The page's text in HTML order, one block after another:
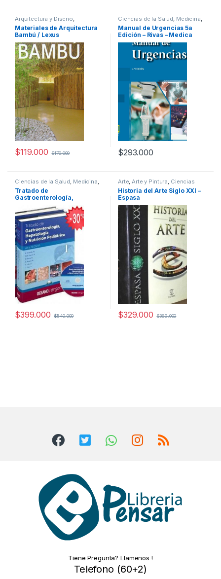
Arquitectura y Diseño,
Arquitectura y Urbanismo ,Arte y
Afines,Decoración, Decoración
y Muebles ,Diseño
y tecnicos
Materiales de Arquitectura
Bambú / Lexus
$119.000 $170.000
Ciencias de la Salud, Medicina,
Profesionales y tecnicos
Manual de Urgencias 5a
Edición – Rivas – Medica
Panamericana
$293.000
Ciencias de la Salud, Medicina,
Ofertas Pediatría
Profesionales y tecnicos
Tratado de
Gastroenterología,
Hepatología y Nutrición
Pediátrica 2 Tomos –
Oceano
$399.000 $540.000
Arte,Arte y Pintura, Ciencias
Sociales ,Dibujo y Escultura,
Historia, Historia del Arte ,
Profesionales y tecnicos
Historia del Arte Siglo XXI –
Espasa
$329.000 $389.000
Tiene Pregunta? Llamenos !
Telefono (60+2)